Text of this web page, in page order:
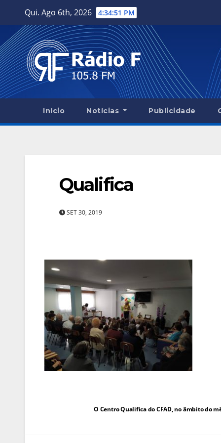
content
Qui. Ago 6th, 2026 4:34:52 PM
Início Notícias Publicidade
Qualifica
SET 30, 2019
NavegaçãoO Centro Qualifica do CFAD, no âmbito do